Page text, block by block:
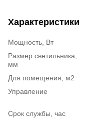
Характеристики
Мощность, Вт
Размер светильника,
мм
Для помещения, м2
Управление
Срок службы, час